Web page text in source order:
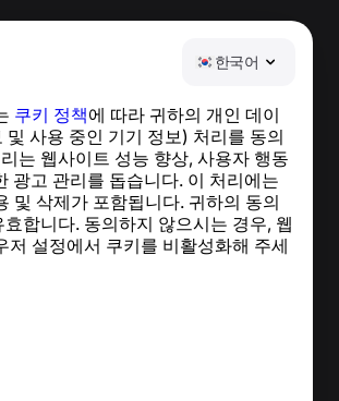
한국어
쿠키 정책에 따라 귀하의 개인 데이
사용 중인 기기 정보) 처리를 동의
는 웹사이트 성능 향상, 사용자 행동
고 관리를 돕습니다. 이 처리에는
및 삭제가 포함됩니다. 귀하의 동의
합니다. 동의하지 않으시는 경우, 웹
설정에서 쿠키를 비활성화해 주세
도움말 센터
뉴스 및 기사
프로젝트 소개
연락처